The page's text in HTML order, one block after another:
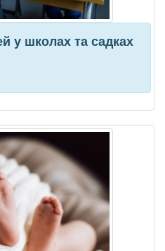
у школах та садках